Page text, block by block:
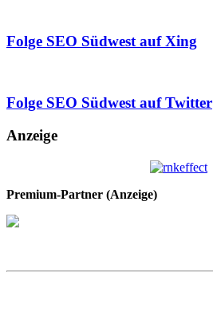
Folge SEO Südwest auf Xing
Folge SEO Südwest auf Twitter
Anzeige
Premium-Partner (Anzeige)